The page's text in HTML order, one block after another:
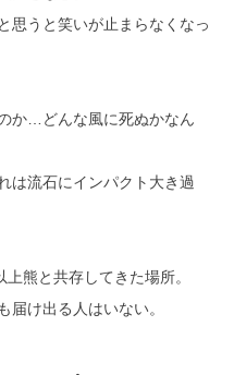
思うと笑いが止まらなくなっ
か…どんな風に死ぬかなん
は流石にインパクト大き過
熊と共存してきた場所。
届け出る人はいない。